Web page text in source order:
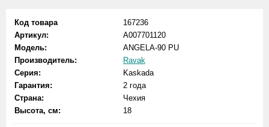
Код товара
167236
Артикул:
A007701120
Модель:
ANGELA-90 PU
Производитель:
Ravak
Серия:
Kaskada
Гарантия:
2 года
Страна:
Чехия
Высота, см:
18